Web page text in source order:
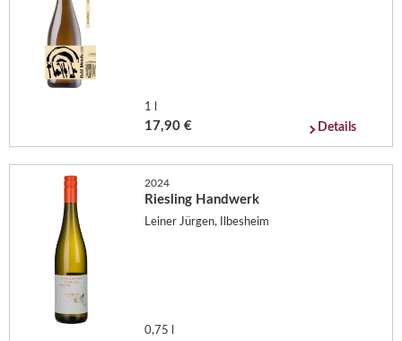
1 l
17,90 € Details
2024
Riesling Handwerk
Leiner Jürgen, Ilbesheim
0,75 l